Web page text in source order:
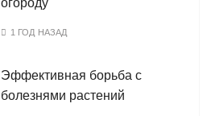
1 ГОД НАЗАД
Эффективная борьба с
болезнями растений